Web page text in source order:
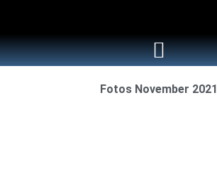
Fotos November 2021